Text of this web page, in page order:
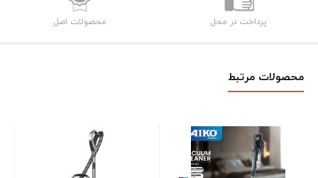
پرداخت در محل محصولات اصل
محصولات مرتبط